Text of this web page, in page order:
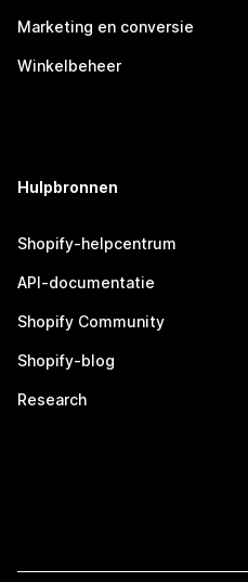
Marketing en conversie
Winkelbeheer
Hulpbronnen
Shopify-helpcentrum
API-documentatie
Shopify Community
Shopify-blog
Research